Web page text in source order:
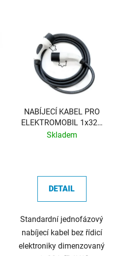
NABÍJECÍ KABEL PRO
ELEKTROMOBIL 1x32A
(TYP2 → TYP2 a TYP2
Skladem
DETAIL
Standardní jednofázový
nabíjecí kabel bez řídicí
elektroniky dimenzovaný